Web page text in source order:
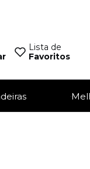
Lista de
Favoritos